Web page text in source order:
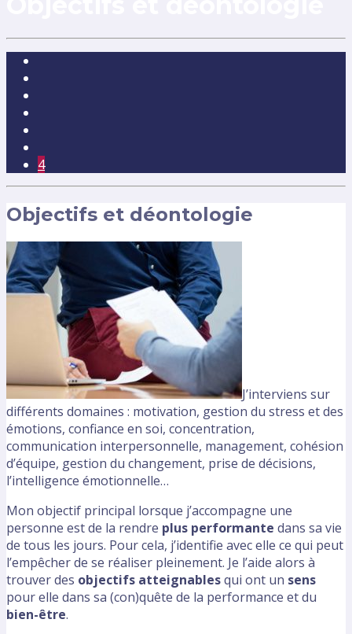
4
Objectifs et déontologie
J’interviens sur
différents domaines : motivation, gestion du stress et des
émotions, confiance en soi, concentration,
communication interpersonnelle, management, cohésion
d’équipe, gestion du changement, prise de décisions,
l’intelligence émotionnelle…
Mon objectif principal lorsque j’accompagne une
personne est de la rendre plus performante dans sa vie
de tous les jours. Pour cela, j’identifie avec elle ce qui peut
l’empêcher de se réaliser pleinement. Je l’aide alors à
trouver des objectifs atteignablesqui ont un sens
pour elle dans sa (con)quête de la performance et du
bien-être.